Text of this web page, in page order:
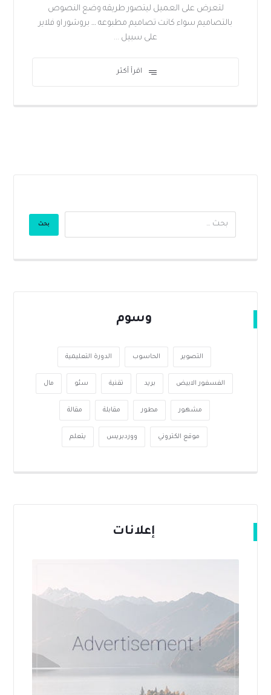
لتعرض على العميل ليتصور طريقه وضع النصوص
بالتصاميم سواء كانت تصاميم مطبوعه … بروشور او فلاير
على سبيل ...
اقرأ أكثر
وسوم
التصوير الحاسوب الدورة التعليمية
الفسفور الابيض بريد تقنية سئو مال
مشهور مطور مقابلة مقالة
موقع الكتروني ووردبريس يتعلم
إعلانات